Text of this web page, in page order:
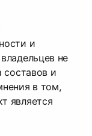
и
не
составов и
в том,
является